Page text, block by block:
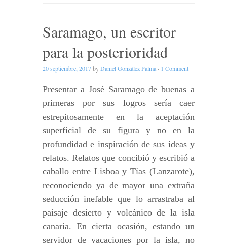
Saramago, un escritor
para la posterioridad
20 septiembre, 2017byDaniel González Palma · 1 Comment
Presentar a José Saramago de buenas a
primeras por sus logros sería caer
estrepitosamente en la aceptación
superficial de su figura y no en la
profundidad e inspiración de sus ideas y
relatos. Relatos que concibió y escribió a
caballo entre Lisboa y Tías (Lanzarote),
reconociendo ya de mayor una extraña
seducción inefable que lo arrastraba al
paisaje desierto y volcánico de la isla
canaria. En cierta ocasión, estando un
servidor de vacaciones por la isla, no